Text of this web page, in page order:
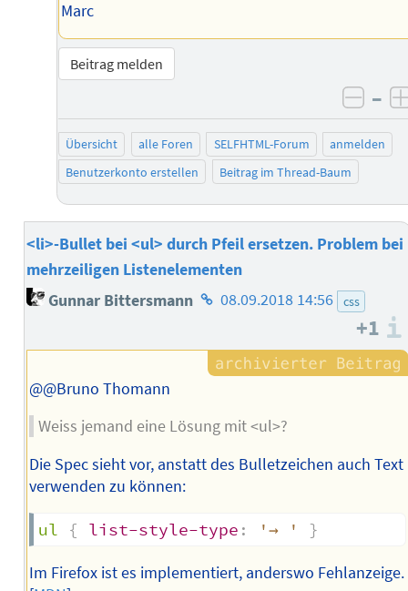
Marc
Beitrag melden
–
Übersicht alle Foren SELFHTML-Forum
anmelden
Benutzerkonto erstellen
Beitrag im Thread-Baum
<li>-Bullet bei <ul> durch Pfeil ersetzen. Problem bei
mehrzeiligen Listenelementen
Gunnar Bittersmann Homepage
Autors
08.09.2018 14:56 css
+1
@@Bruno Thomann
Weiss jemand eine Lösung mit <ul>?
Die Spec sieht vor, anstatt des Bulletzeichen auch Text
verwenden zu können:
ul { list-style-type : '→ ' }
Im Firefox ist es implementiert, anderswo Fehlanzeige.